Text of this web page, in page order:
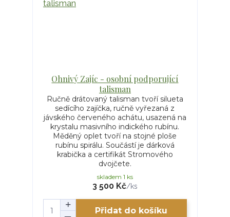
Ohnivý Zajíc - osobní podporující
talisman
Ručně drátovaný talisman tvoří silueta
sedícího zajíčka, ručně vyřezaná z
jávského červeného achátu, usazená na
krystalu masivního indického rubínu.
Měděný oplet tvoří na stojné ploše
rubínu spirálu. Součástí je dárková
krabička a certifikát Stromového
dvojčete.
3 500 Kč/ks
skladem 1 ks
Přidat do košíku